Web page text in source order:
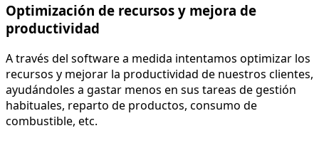
Optimización de recursos y mejora de
productividad
A través del software a medida intentamos optimizar los
recursos y mejorar la productividad de nuestros clientes,
ayudándoles a gastar menos en sus tareas de gestión
habituales, reparto de productos, consumo de
combustible, etc.